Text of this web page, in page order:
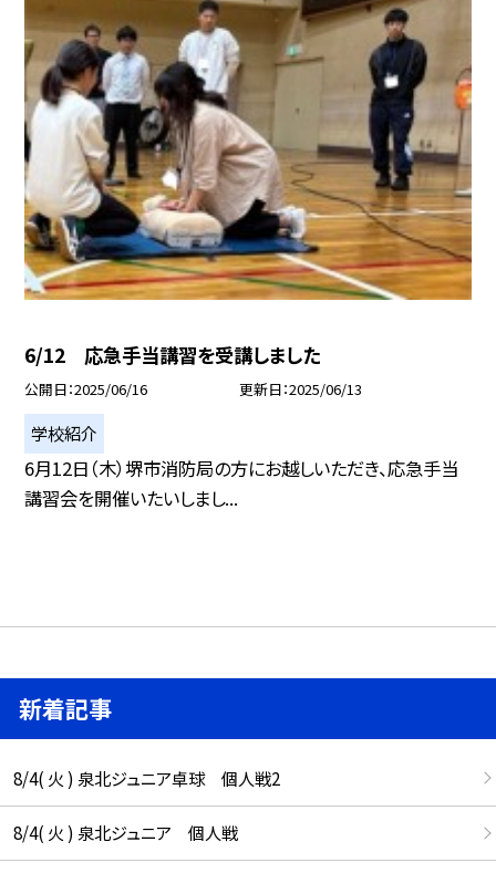
6/12 応急手当講習を受講しました
公開日 2025/06/16 更新日 2025/06/13
学校紹介
6月12日（木）堺市消防局の方にお越しいただき、応急手当
講習会を開催いたいしまし...
新着記事
8/4( 火 ) 泉北ジュニア卓球 個人戦2
8/4( 火 ) 泉北ジュニア 個人戦